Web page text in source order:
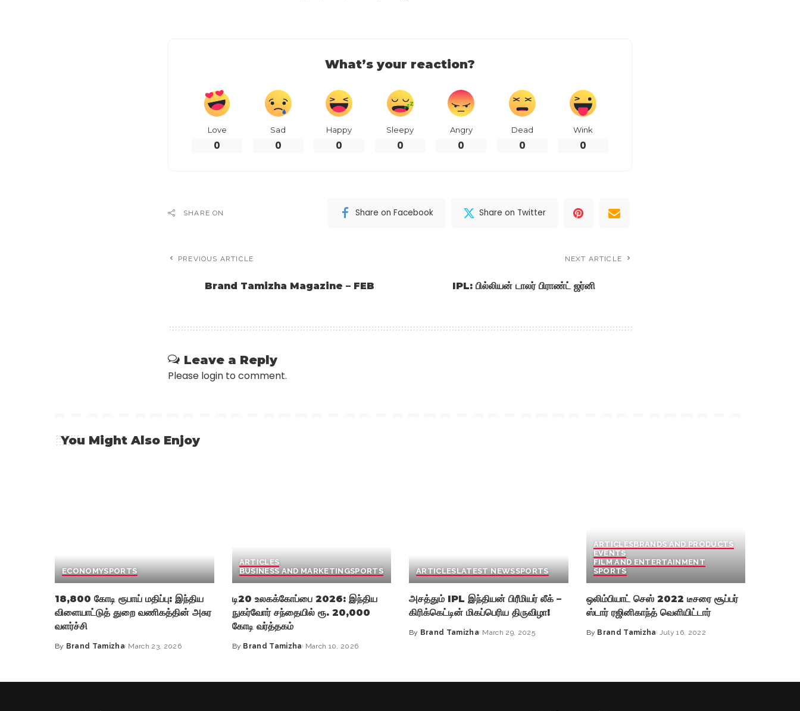
What’s your reaction?
Love
0
Sad
0
Happy
0
Sleepy
0
Angry
0
Dead
0
Wink
0
SHARE ON Share on Facebook Share on Twitter
PREVIOUS ARTICLE
Brand Tamizha Magazine – FEB
NEXT ARTICLE
IPL: பில்லியன் டாலர் பிராண்ட் ஜர்னி
Leave a Reply
Please login to comment.
You Might Also Enjoy
ECONOMYSPORTS
18,800 கோடி ரூபாய் மதிப்பு: இந்திய
விளையாட்டுத் துறை வணிகத்தின் அசுர
வளர்ச்சி
Posted
By Brand Tamizha March 23, 2026
ARTICLES
BUSINESS AND MARKETINGSPORTS
டி20 உலகக்கோப்பை 2026: இந்திய
நுகர்வோர் சந்தையில் ரூ. 20,000
கோடி வர்த்தகம்
Posted
By Brand Tamizha March 10, 2026
ARTICLESLATEST NEWSSPORTS
அசத்தும் IPL இந்தியன் பிரீமியர் லீக் –
கிரிக்கெட்டின் மிகப்பெரிய திருவிழா!
Posted
By Brand Tamizha March 29, 2025
ARTICLESBRANDS AND PRODUCTS
EVENTS
FILM AND ENTERTAINMENT
SPORTS
ஒலிம்பியாட் செஸ் 2022 டீசரை சூப்பர்
ஸ்டார் ரஜினிகாந்த் வெளியிட்டார்
Posted
By Brand Tamizha July 16, 2022